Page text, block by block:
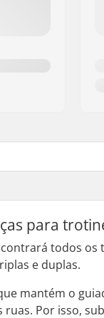
para
todos os
e duplas.
mantém o
ruas. Por isso,